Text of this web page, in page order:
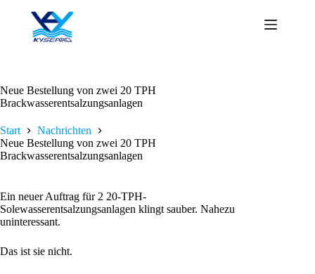
springen
Neue Bestellung von zwei 20 TPH
Brackwasserentsalzungsanlagen
Start
Nachrichten
Neue Bestellung von zwei 20 TPH
Brackwasserentsalzungsanlagen
Ein neuer Auftrag für 2 20-TPH-
Solewasserentsalzungsanlagen klingt sauber. Nahezu
uninteressant.
Das ist sie nicht.